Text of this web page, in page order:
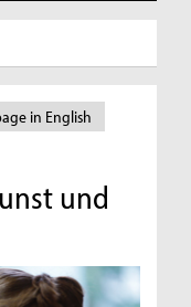
in English
und